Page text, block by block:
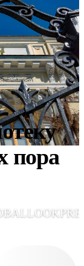
пора